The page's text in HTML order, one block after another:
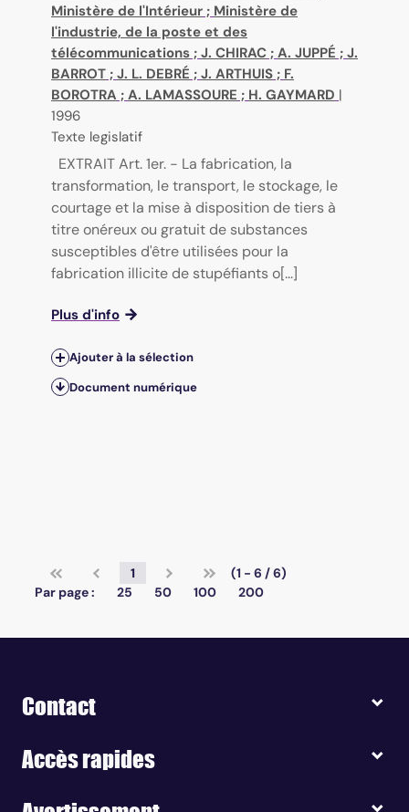
Ministère de l'Intérieur ; Ministère de
l'industrie, de la poste et des
télécommunications ; J. CHIRAC ; A. JUPPÉ ; J.
BARROT ; J. L. DEBRÉ ; J. ARTHUIS ; F.
BOROTRA ; A. LAMASSOURE ; H. GAYMARD |
1996
Texte legislatif
EXTRAIT Art. 1er. - La fabrication, la
transformation, le transport, le stockage, le
courtage et la mise à disposition de tiers à
titre onéreux ou gratuit de substances
susceptibles d'être utilisées pour la
fabrication illicite de stupéfiants o[...]
Plus d'info
Ajouter à la sélection
Document numérique
1
(1 - 6 / 6)
Par page :
25 50 100 200
Contact
Accès rapides